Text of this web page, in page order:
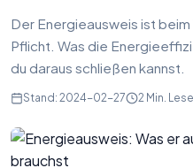
Der Energieausweis ist
Pflicht. Was die
du daraus schließen kannst.
Stand: 2024-02-27 2 Min.